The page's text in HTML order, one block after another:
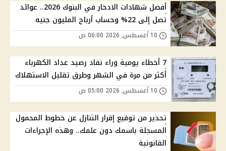
أفضل شهادات الادخار في البنوك 2026.. عوائد
تصل إلى 22% وحساب أرباح المليون جنيه
7 أخطاء يومية وراء نفاد رصيد عداد الكهرباء
أكثر من مرة في الشهر وطرق تقليل الاستهلاك
تحذير من توقيع إقرار التنازل عن خطوط المحمول
المسجلة باسمك دون علمك.. وهذه الإجراءات
القانونية